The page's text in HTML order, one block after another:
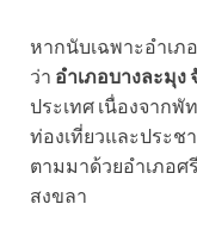
หากนับเฉพาะอำเ
ว่า อำเภอบางละมุง
ประเทศ เนื่องจาก
ท่องเที่ยวและประช
ตามมาด้วยอำเภอศ
สงขลา